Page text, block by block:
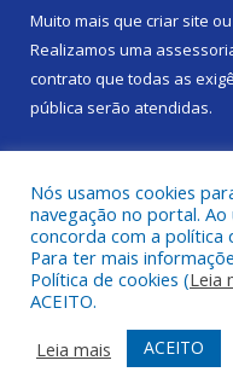
Muito mais que criar site ou
Realizamos uma
contrato que todas as
pública serão atendidas.
Todos os direitos
Mapa do Site
Acessar
Nós usamos cookies
navegação no portal.
concorda com a política
Para ter mais
Política de cookies (Leia
ACEITO.
Leia mais
ACEITO